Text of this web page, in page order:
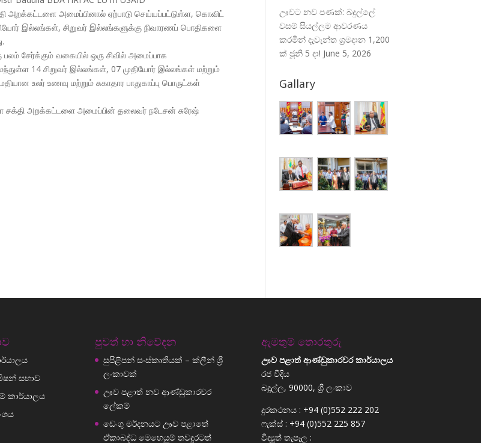
அறக்கட்டளை அமைப்பினால் ஏற்பாடு செய்யப்பட்டுள்ள, கொவிட்
இல்லங்கள், சிறுவர் இல்லங்களுக்கு நிவாரணப் பொதிகளை
சேர்க்கும் வகையில் ஒரு சிவில் அமைப்பாக
14 சிறுவர் இல்லங்கள், 07 முதியோர் இல்லங்கள் மற்றும்
உலர் உணவு மற்றும் சுகாதார பாதுகாப்பு பொருட்கள்
சக்தி அறக்கட்டளை அமைப்பின் தலைவர் நடேசன் சுரேஷ்
ඌවට නව පණක්: බදුල්ලේ
වසම් සියල්ලම ආවරණය
කරමින් දැවැන්ත ශ්‍රමදාන 1,200
ක් ජූනි 5 දා! June 5, 2026
Gallary
සභාව
කාර්යාලය
පුවත් හා නිවේදන
සුපිළිපන් සංස්කෘතියක් – ක්ලීන් ශ්‍රී
ලංකාවක්
ඌව පළාත් නව ආණ්ඩුකාරවර
ලේකම්
ඩෙංගු මර්දනයට ඌව පළාතේ
ඒකාබද්ධ මෙහෙයුම් තවදුරටත්
ඇමතුම් තොරතුරු
ඌව පළාත් ආණ්ඩුකාරවර කාර්යාලය
රජ වීදිය
බදුල්ල, 90000, ශ්‍රී ලංකාව
දුරකථනය : +94 (0)552 222 202
ෆැක්ස් : +94 (0)552 225 857
විද්‍යුත් තැපෑල :